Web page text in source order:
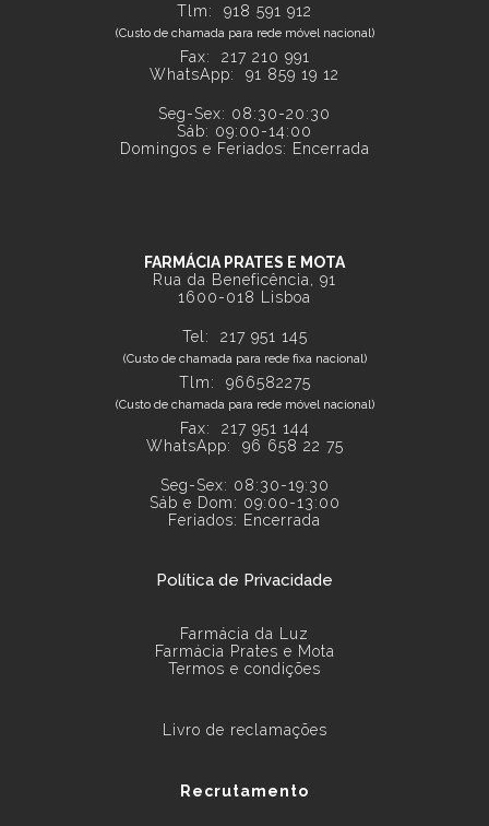
Tlm: 918 591 912
(Custo de chamada para rede móvel nacional)
Fax: 217 210 991
WhatsApp: 91 859 19 12
Seg-Sex: 08:30-20:30
Sáb: 09:00-14:00
Domingos e Feriados: Encerrada
FARMÁCIA PRATES E MOTA
Rua da Beneficência, 91
1600-018 Lisboa
Tel: 217 951 145
(Custo de chamada para rede fixa nacional)
Tlm: 966582275
(Custo de chamada para rede móvel nacional)
Fax: 217 951 144
WhatsApp: 96 658 22 75
Seg-Sex: 08:30-19:30
Sáb e Dom: 09:00-13:00
Feriados: Encerrada
Política de Privacidade
Farmácia da Luz
Farmácia Prates e Mota
Termos e condições
Livro de reclamações
Recrutamento